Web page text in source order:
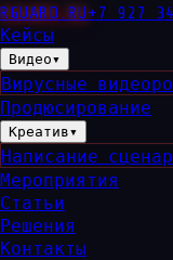
RGUARD .RU+7 927
Кейсы
Видео▾
Вирусные
Продюсирование
Креатив▾
Написание
Мероприятия
Статьи
Решения
Контакты